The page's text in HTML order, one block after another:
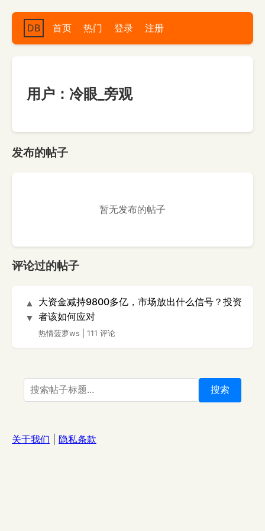
DB 首页 热门 登录 注册
用户：冷眼_旁观
发布的帖子
暂无发布的帖子
评论过的帖子
▲
▼
大资金减持9800多亿，市场放出什么信号？投资
者该如何应对
热情菠萝ws 111 评论
搜索
关于我们 隐私条款